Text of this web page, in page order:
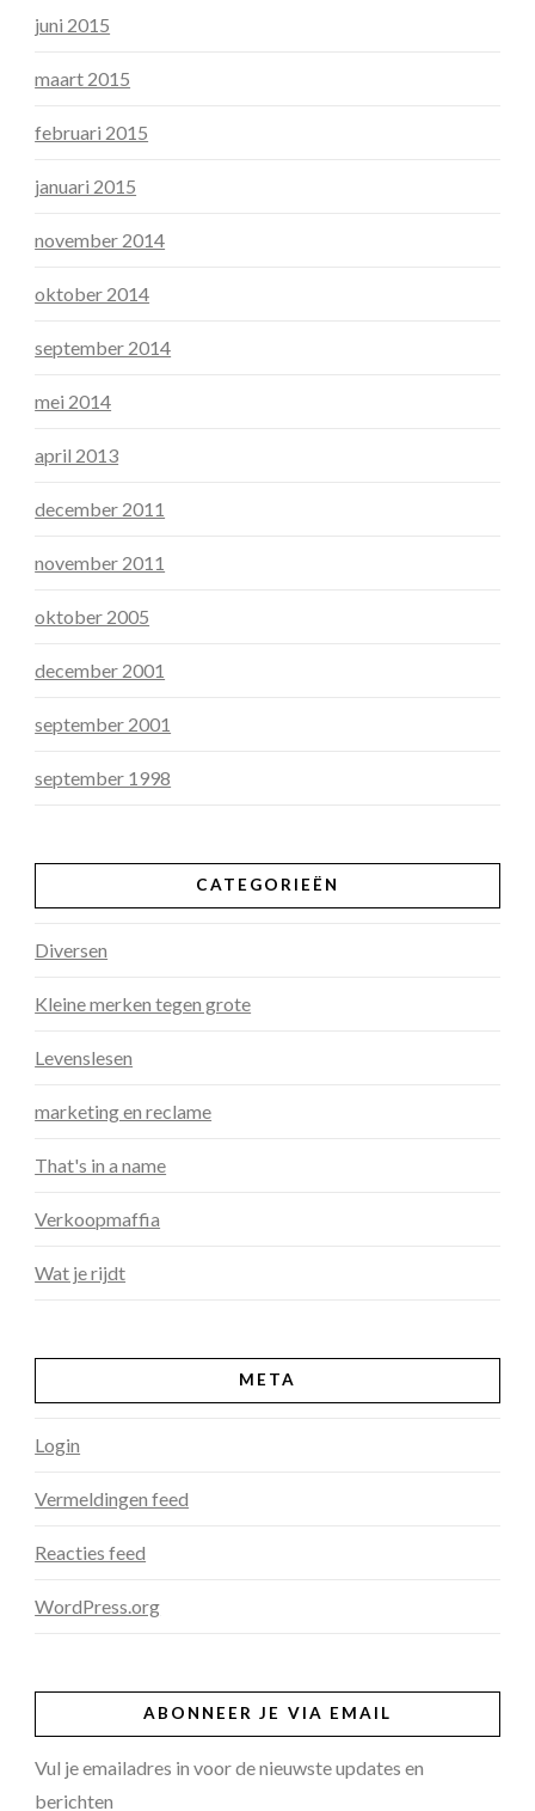
juni 2015
maart 2015
februari 2015
januari 2015
november 2014
oktober 2014
september 2014
mei 2014
april 2013
december 2011
november 2011
oktober 2005
december 2001
september 2001
september 1998
CATEGORIEËN
Diversen
Kleine merken tegen grote
Levenslesen
marketing en reclame
That's in a name
Verkoopmaffia
Wat je rijdt
META
Login
Vermeldingen feed
Reacties feed
WordPress.org
ABONNEER JE VIA EMAIL
Vul je emailadres in voor de nieuwste updates en
berichten